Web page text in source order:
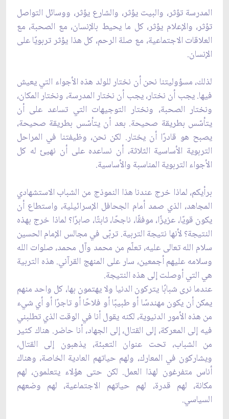
المدرسة تؤثر، والبيت يؤثر، والشارع يؤثر، ووسائل التواصل
تؤثر، والإعلام يؤثر، كل ما يحيط بالإنسان، مع الصحبة، مع
العلاقات الاجتماعية، مع صلة الرحم، كل هذا يؤثر تربويًا على
الإنسان.
لذلك، مسؤوليتنا نحن أن نختار للولد هذه الأجواء التي يعيش
فيها. يجب أن نختار، يجب أن نختار المدرسة، ونختار المكان،
ونختار الصحبة، ونختار التوجيهات التي تساعد على أن
يتأسّس بطريقة صحيحة. بعد أن يتأسّس بطريقة صحيحة،
يصبح هو قادرًا أن يختار. لكن نحن، وظيفتنا في المراحل
التربوية الأساسية الثلاثة، أن نساعده على أن نهيئ له كل
الأجواء التربوية المناسبة والأساسية.
برأيكم، لماذا خرج عندنا هذا النموذج من الشباب الاستشهادي
المجاهد، الذي صمد أمام الجحافل الإسرائيلية، واستطاع أن
يكون قويًا، عزيزًا، موفقًا، ناجحًا، ثابتًا، صابرًا؟ لماذا خرج بهذه
النتيجة؟ لأنها نتيجة التربية. تربّى في مجالس الإمام الحسين
سلام الله تعالى عليه، تعلّم من محمد وآل محمد، صلوات الله
وسلامه عليهم أجمعين، سار على المنهج القرآني. هذه التربية
هي التي أوصلت إلى هذه النتيجة.
عندما نرى شبابًا يتركون الدنيا ولا يهتمون بها، كل واحد منهم
يمكن أن يكون مهندسًا أو طبيبًا أو فلاحًا أو تاجرًا أو أي شيء
من هذه الأمور الدنيوية، لكنه يقول أنا في الوقت الذي تطلبني
فيه إلى المعركة، إلى القتال، إلى الجهاد، أنا حاضر. هناك كثير
من الشباب، تحت عنوان التعبئة، يذهبون إلى القتال،
ويشاركون في المعارك، ولهم حياتهم العادية الخاصة، وهناك
أناس متفرغون لهذا العمل. لكن حتى هؤلاء يتعلمون، لهم
مكانة، لهم قدرة، لهم حياتهم الاجتماعية، لهم وضعهم
السياسي.